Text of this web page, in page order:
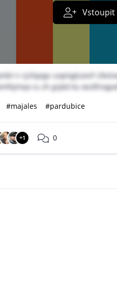
Vstoupit
n rjzfajegv uoplxgtzaivf
iu zh gsjkd ku
#majales #pardubice
+1 0